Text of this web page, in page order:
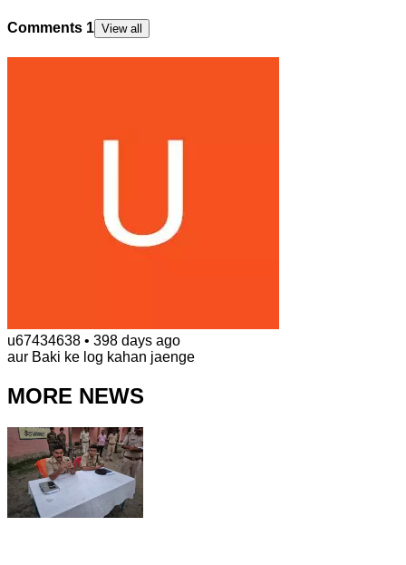
Comments 1 View all
u67434638 • 398 days ago
aur Baki ke log kahan jaenge
MORE NEWS